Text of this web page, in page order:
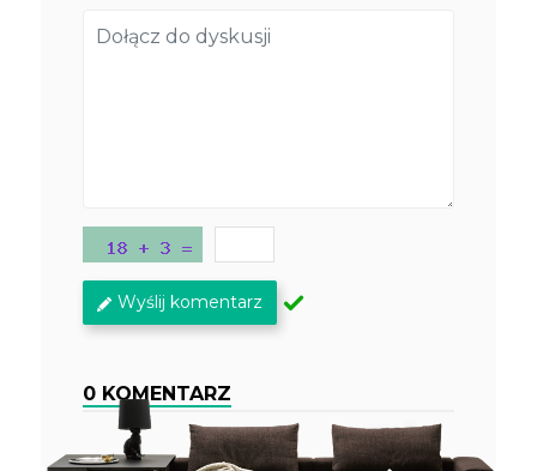
Wyślij komentarz
0 KOMENTARZ